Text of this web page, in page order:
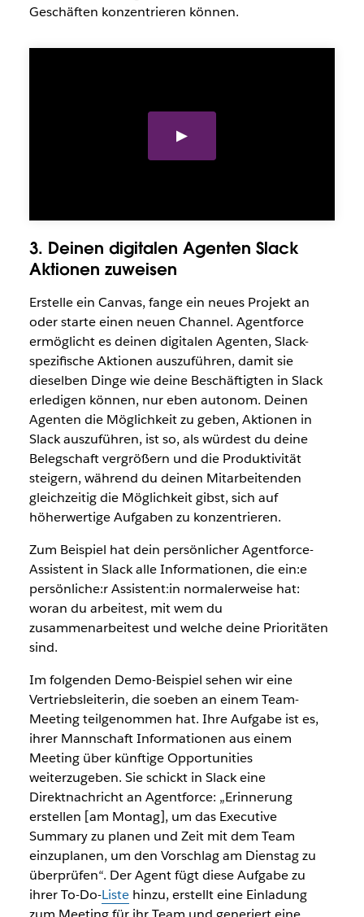
Geschäften konzentrieren können.
3. Deinen digitalen Agenten Slack
Aktionen zuweisen
Erstelle ein Canvas, fange ein neues Projekt an
oder starte einen neuen Channel. Agentforce
ermöglicht es deinen digitalen Agenten, Slack-
spezifische Aktionen auszuführen, damit sie
dieselben Dinge wie deine Beschäftigten in Slack
erledigen können, nur eben autonom. Deinen
Agenten die Möglichkeit zu geben, Aktionen in
Slack auszuführen, ist so, als würdest du deine
Belegschaft vergrößern und die Produktivität
steigern, während du deinen Mitarbeitenden
gleichzeitig die Möglichkeit gibst, sich auf
höherwertige Aufgaben zu konzentrieren.
Zum Beispiel hat dein persönlicher Agentforce-
Assistent in Slack alle Informationen, die ein:e
persönliche:r Assistent:in normalerweise hat:
woran du arbeitest, mit wem du
zusammenarbeitest und welche deine Prioritäten
sind.
Im folgenden Demo-Beispiel sehen wir eine
Vertriebsleiterin, die soeben an einem Team-
Meeting teilgenommen hat. Ihre Aufgabe ist es,
ihrer Mannschaft Informationen aus einem
Meeting über künftige Opportunities
weiterzugeben. Sie schickt in Slack eine
Direktnachricht an Agentforce: „Erinnerung
erstellen [am Montag], um das Executive
Summary zu planen und Zeit mit dem Team
einzuplanen, um den Vorschlag am Dienstag zu
überprüfen“. Der Agent fügt diese Aufgabe zu
ihrer To-Do-Listehinzu, erstellt eine Einladung